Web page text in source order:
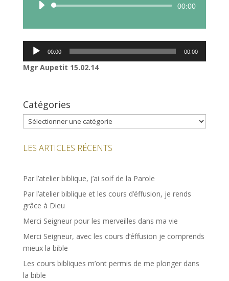
Lecteur
00:00
Lecteur
00:00 00:00
Mgr Aupetit 15.02.14
Catégories
Catégories
LES ARTICLES RÉCENTS
Par l’atelier biblique, j’ai soif de la Parole
Par l’atelier biblique et les cours d’éffusion, je rends
grâce à Dieu
Merci Seigneur pour les merveilles dans ma vie
Merci Seigneur, avec les cours d’éffusion je comprends
mieux la bible
Les cours bibliques m’ont permis de me plonger dans
la bible